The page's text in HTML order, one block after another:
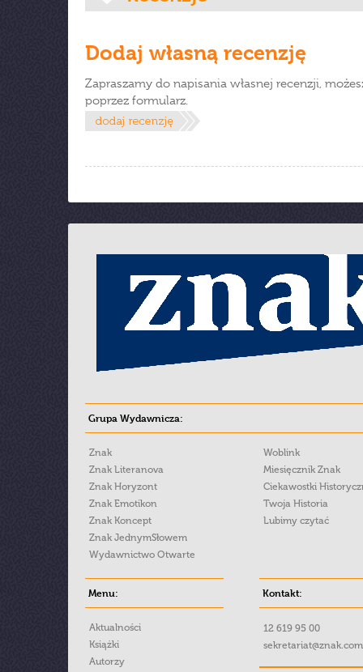
Dodaj własną recenzję
Zapraszamy do napisania własnej recenzji,
poprzez formularz.
Grupa Wydawnicza:
Znak
Znak Literanova
Znak Horyzont
Znak Emotikon
Znak Koncept
Znak JednymSłowem
Wydawnictwo Otwarte
Woblink
Miesięcznik Znak
Ciekawostki
Twoja Historia
Lubimy czytać
Menu:
Aktualności
Książki
Autorzy
Kontakt:
12 619 95 00